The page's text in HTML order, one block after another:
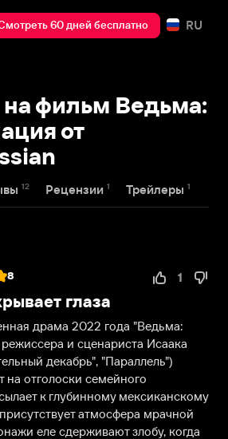
60 дней бесплатно RU
на фильм Ведьма:
от
12 Рецензии 1 Трейлеры 1
8 1
глаза
драма 2022 года "Ведьма:
и сценариста Исаака
декабрь", "Параллель")
на отголоски семейного
к глубинному мексиканскому
атмосфера мрачной
еле сдерживают злобу, когда